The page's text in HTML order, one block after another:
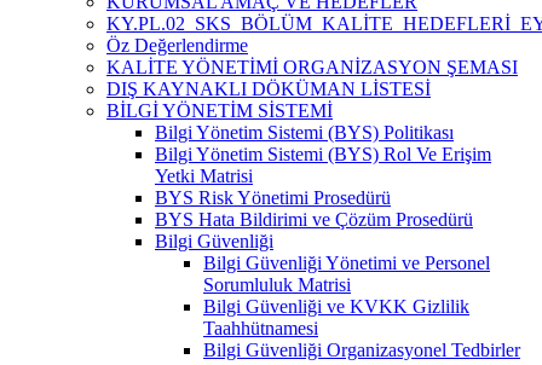
Öz Değerlendirme
KALİTE YÖNETİMİ ORGANİZASYON ŞEMASI
DIŞ KAYNAKLI DÖKÜMAN LİSTESİ
BİLGİ YÖNETİM SİSTEMİ
Bilgi Yönetim Sistemi (BYS) Politikası
Bilgi Yönetim Sistemi (BYS) Rol Ve Erişim
Yetki Matrisi
BYS Risk Yönetimi Prosedürü
BYS Hata Bildirimi ve Çözüm Prosedürü
Bilgi Güvenliği
Bilgi Güvenliği Yönetimi ve Personel
Sorumluluk Matrisi
Bilgi Güvenliği ve KVKK Gizlilik
Taahhütnamesi
Bilgi Güvenliği Organizasyonel Tedbirler